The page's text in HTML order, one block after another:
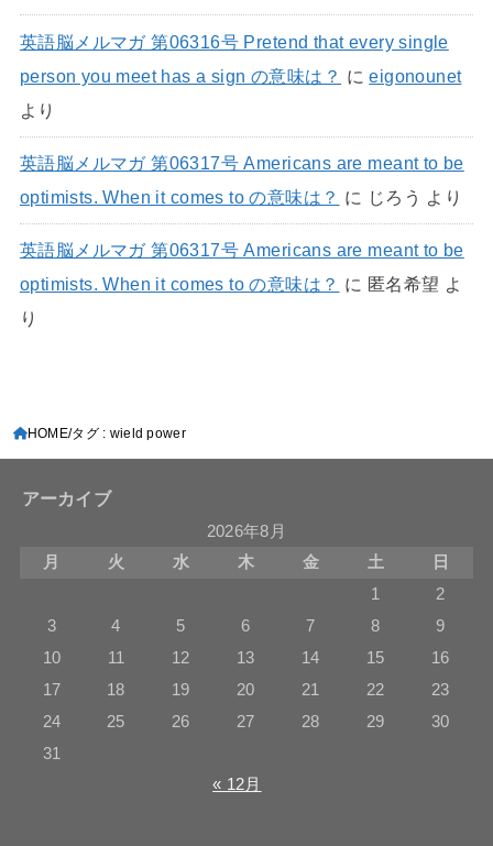
英語脳メルマガ 第06316号 Pretend that every single
person you meet has a sign の意味は？ にeigonounet
より
英語脳メルマガ 第06317号 Americans are meant to be
optimists. When it comes to の意味は？ に じろう より
英語脳メルマガ 第06317号 Americans are meant to be
optimists. When it comes to の意味は？ に 匿名希望 よ
り
HOME タグ : wield power
アーカイブ
2026年8月
月
火 水 木 金 土
日
1
2
3
4 5 6 7 8
9
10
11 12 13 14 15
16
17
18 19 20 21 22
23
24
25 26 27 28 29
30
31
« 12月